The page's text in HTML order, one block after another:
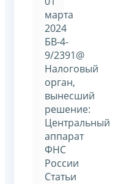
марта
2024
БВ-4-
9/2391@
Налоговый
орган,
вынесший
решение:
Центральный
аппарат
ФНС
России
Статьи